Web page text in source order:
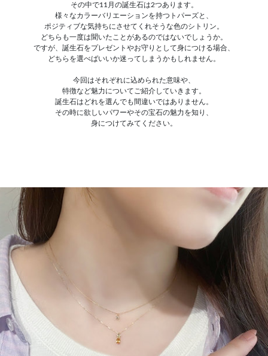
その中で11月の誕生石は2つあります。
様々なカラーバリエーションを持つトパーズと、
ポジティブな気持ちにさせてくれそうな色のシトリン。
どちらも一度は聞いたことがあるのではないでしょうか。
ですが、誕生石をプレゼントやお守りとして身につける場合、
どちらを選べばいいか迷ってしまうかもしれません。
今回はそれぞれに込められた意味や、
特徴など魅力についてご紹介していきます。
誕生石はどれを選んでも間違いではありません。
その時に欲しいパワーやその宝石の魅力を知り、
身につけてみてください。